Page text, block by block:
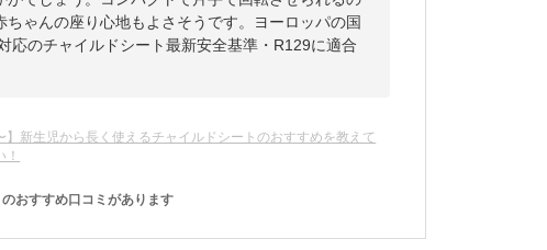
ゃんの座り心地もよさそうです。ヨーロッパの国
応のチャイルドシート最新安全基準・R129に適合
】新生児から長く使えるチャイルドシートのおすすめを教えて
のおすすめ口コミがあります